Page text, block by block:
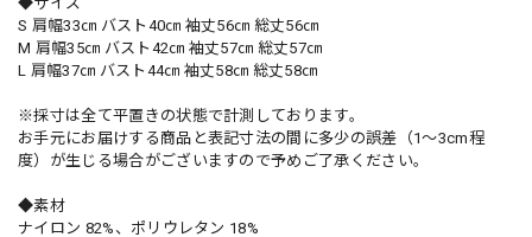
S 肩幅33㎝ バスト40㎝ 袖丈56㎝ 総丈56㎝
M 肩幅35㎝ バスト42㎝ 袖丈57㎝ 総丈57㎝
L 肩幅37㎝ バスト44㎝ 袖丈58㎝ 総丈58㎝
※採寸は全て平置きの状態で計測しております。
お手元にお届けする商品と表記寸法の間に多少の誤差（1～3cm程
度）が生じる場合がございますので予めご了承ください。
◆素材
ナイロン 82%、ポリウレタン 18%